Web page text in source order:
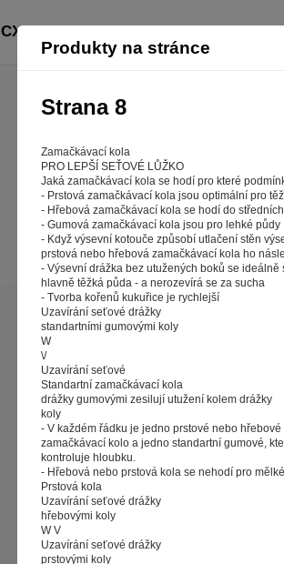
Produkty na stránce
Strana 8
Zamačkávací kola
PRO LEPŠÍ SEŤOVÉ LŮŽKO
Jaká zamačkávací kola se hodí pro které
- Prstová zamačkávací kola jsou optimální pro
- Hřebová zamačkávací kola se hodí do
- Gumová zamačkávací kola jsou pro lehké půdy
- Když výsevní kotouče způsobí utlačení stěn
prstová nebo hřebová zamačkávací kola ho
- Výsevní drážka bez utužených boků se ideálně
hlavně těžká půda - a nerozevírá se za sucha
- Tvorba kořenů kukuřice je rychlejší
Uzavírání seťové drážky
standartními gumovými koly
W
\/
Uzavírání seťové
Standartní zamačkávací kola
drážky gumovými zesilují utužení kolem drážky
koly
- V každém řádku je jedno prstové nebo hřebové
zamačkávací kolo a jedno standartní gumové,
kontroluje hloubku.
- Hřebová nebo prstová kola se nehodí pro mělké
Prstová kola
Uzavírání seťové drážky
hřebovými koly
W V
Uzavírání seťové drážky
prstovými koly
strana 8
Záleží nám na tom, aby pro vás
stránkách rychle našli to, co
a nemuseli se pokaždé
souborů cookies - malých
Stisknutím tlačítka „V
poskytovali smysluplné a